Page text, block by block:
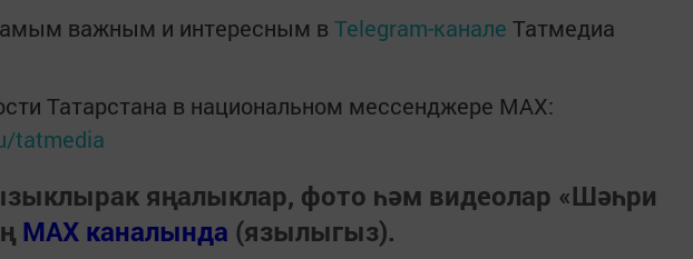
важным и интересным в Telegram-канале Татмедиа
Татарстана в национальном мессенджере MАХ:
tatmedia
яңалыклар, фото һәм видеолар «Шәһри
MAX каналында (язылыгыз).